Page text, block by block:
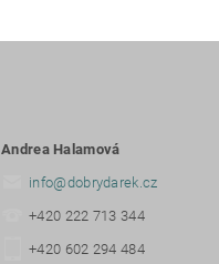
Andrea Halamová
info@dobrydarek.cz
+420 222 713 344
+420 602 294 484